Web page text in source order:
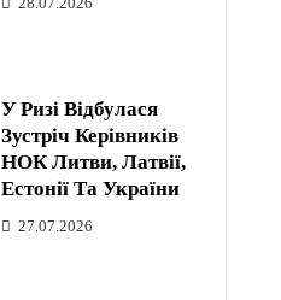
28.07.2026
У Ризі Відбулася
Зустріч Керівників
НОК Литви, Латвії,
Естонії Та України
27.07.2026